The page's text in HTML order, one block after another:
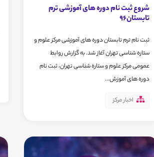
شروع ثبت نام دوره های آموزشی ترم
تابستان96
ثبت نام ترم تابستان دوره های آموزشی مرکز علوم و
ستاره شناسی تهران آغاز شد. به گزارش روابط
عمومی مرکز علوم و ستاره شناسی تهران، ثبت نام
دوره های آموزش...
اخبار مرکز